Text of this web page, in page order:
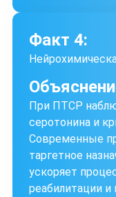
Факт 4:
При ПТСР
серотонина и
Современные
таргетное
ускоряет
реабилитации